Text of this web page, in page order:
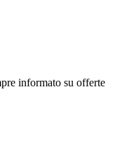
informato su offerte